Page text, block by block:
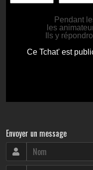
Envoyer un message